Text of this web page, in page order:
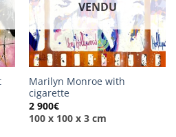
VENDU
Marilyn Monroe with
cigarette
2 900€
100 x 100 x 3 cm